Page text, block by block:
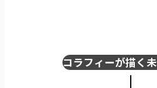
コラフィーが